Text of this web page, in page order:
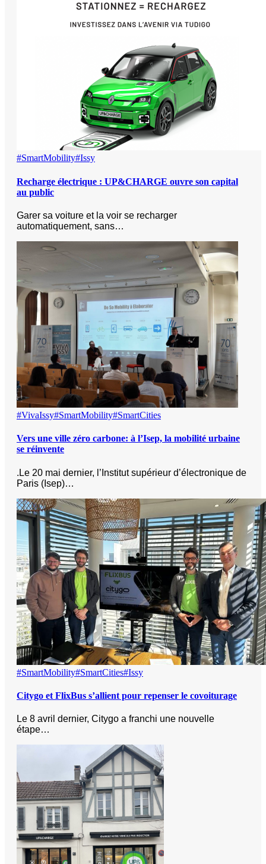
#SmartMobility#Issy
Recharge électrique : UP&CHARGE ouvre son capital
au public
Garer sa voiture et la voir se recharger
automatiquement, sans…
#VivaIssy#SmartMobility#SmartCities
Vers une ville zéro carbone: à l’Isep, la mobilité urbaine
se réinvente
.Le 20 mai dernier, l’Institut supérieur d’électronique de
Paris (Isep)…
#SmartMobility#SmartCities#Issy
Citygo et FlixBus s’allient pour repenser le covoiturage
Le 8 avril dernier, Citygo a franchi une nouvelle
étape…